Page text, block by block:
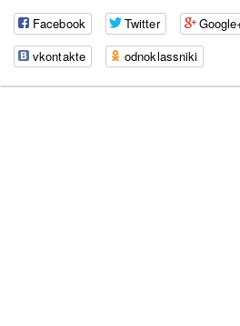
Facebook Twitter
vkontakte
odnoklassniki